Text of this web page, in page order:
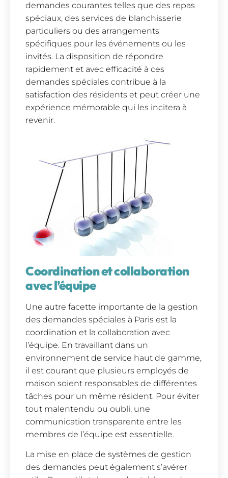
demandes courantes telles que des repas
spéciaux, des services de blanchisserie
particuliers ou des arrangements
spécifiques pour les événements ou les
invités. La disposition de répondre
rapidement et avec efficacité à ces
demandes spéciales contribue à la
satisfaction des résidents et peut créer une
expérience mémorable qui les incitera à
revenir.
Coordination et collaboration
avec l’équipe
Une autre facette importante de la gestion
des demandes spéciales à Paris est la
coordination et la collaboration avec
l’équipe. En travaillant dans un
environnement de service haut de gamme,
il est courant que plusieurs employés de
maison soient responsables de différentes
tâches pour un même résident. Pour éviter
tout malentendu ou oubli, une
communication transparente entre les
membres de l’équipe est essentielle.
La mise en place de systèmes de gestion
des demandes peut également s’avérer